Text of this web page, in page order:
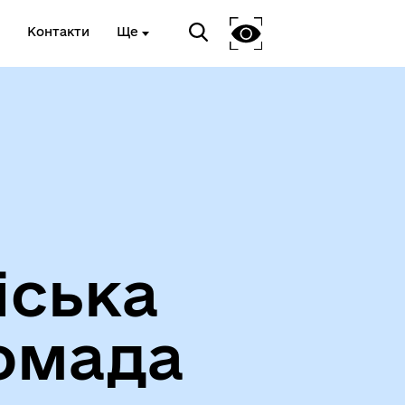
Контакти Ще
Чорноморськ туристичний